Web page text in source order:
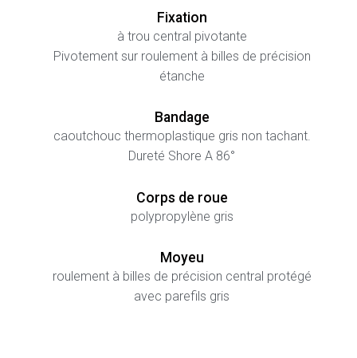
Fixation
à trou central pivotante
Pivotement sur roulement à billes de précision
étanche
Bandage
caoutchouc thermoplastique gris non tachant.
Dureté Shore A 86°
Corps de roue
polypropylène gris
Moyeu
roulement à billes de précision central protégé
avec parefils gris